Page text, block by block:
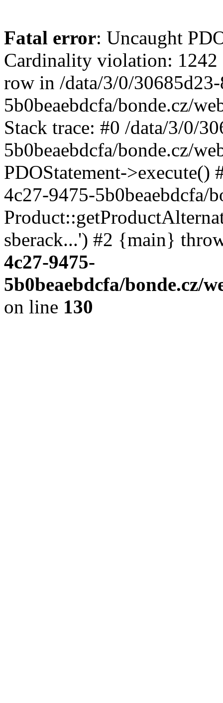
Fatal error: Uncaught
Cardinality violation: 1242
row in /data/3/0/
5b0beaebdcfa/bonde.cz/
Stack trace: #0 /data/3/0/
5b0beaebdcfa/bonde.cz/
PDOStatement->execute()
4c27-9475-5b0beaebdcfa/
sberack...') #2 {main}
4c27-9475-
5b0beaebdcfa/bonde.cz/
on line 130